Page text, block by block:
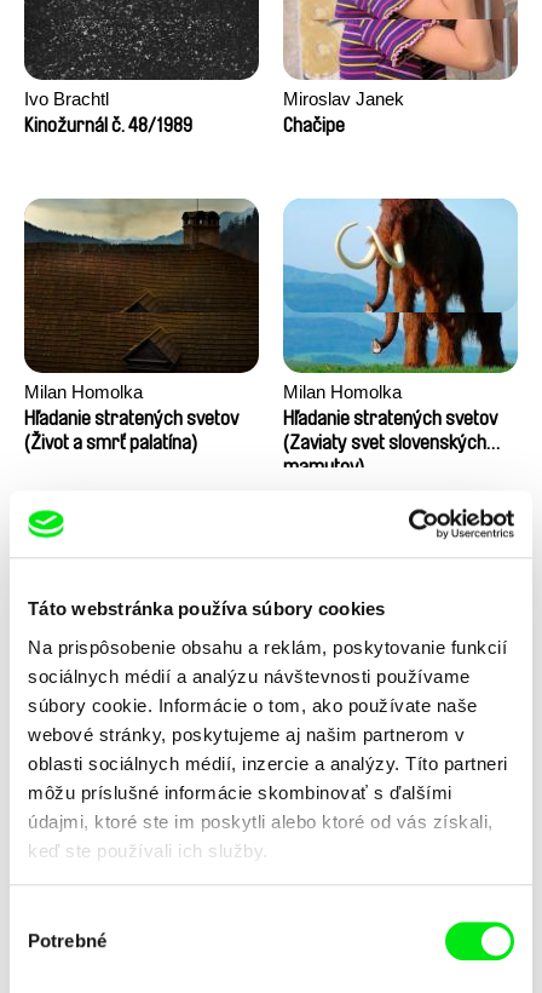
Táto webstránka používa súbory cookies
Na prispôsobenie obsahu a reklám, poskytovanie funkcií
sociálnych médií a analýzu návštevnosti používame
súbory cookie. Informácie o tom, ako používate naše
webové stránky, poskytujeme aj našim partnerom v
oblasti sociálnych médií, inzercie a analýzy. Títo partneri
môžu príslušné informácie skombinovať s ďalšími
údajmi, ktoré ste im poskytli alebo ktoré od vás získali,
keď ste používali ich služby.
súhlasu
Potrebné
Ivo Brachtl
Kinožurnál č. 48/1989
Miroslav Janek
Chačipe
Milan Homolka
Hľadanie stratených svetov
(Život a smrť palatína)
Milan Homolka
Hľadanie stratených svetov
(Zaviaty svet slovenských
mamutov)
Milan Homolka
Hľadanie stratených svetov
(Tajomstvo levočského
podzemia)
Milan Homolka
Hľadanie stratených svetov
(Stratený hrob kráľovnej
Žofie)